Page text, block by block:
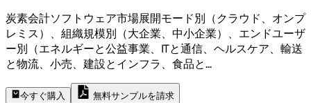
炭素会計ソフトウェア市場展開モード別（クラウド、オンプ
レミス）、組織規模別（大企業、中小企業）、エンドユーザ
ー別（エネルギーと公益事業、ITと通信、ヘルスケア、輸送
と物流、小売、建設とインフラ、食品と...
今すぐ購入 無料サンプルを請求